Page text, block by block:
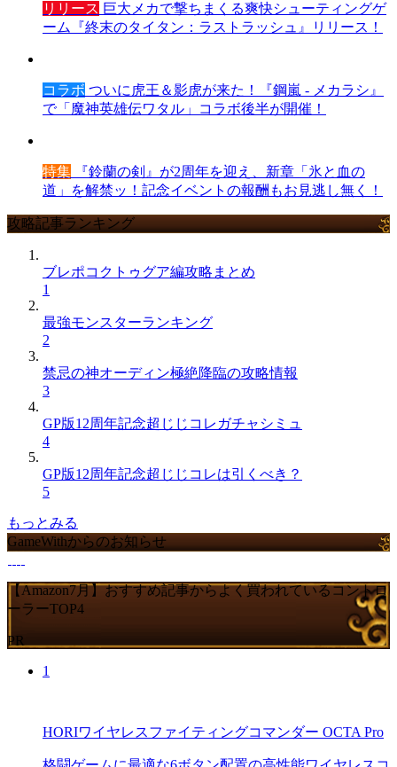
リリース 巨大メカで撃ちまくる爽快シューティングゲ
ーム『終末のタイタン：ラストラッシュ』リリース！
コラボ ついに虎王＆影虎が来た！『鋼嵐 - メカラシ』
で「魔神英雄伝ワタル」コラボ後半が開催！
特集 『鈴蘭の剣』が2周年を迎え、新章「氷と血の
道」を解禁ッ！記念イベントの報酬もお見逃し無く！
攻略記事ランキング
ブレポコクトゥグア編攻略まとめ
1
最強モンスターランキング
2
禁忌の神オーディン極絶降臨の攻略情報
3
GP版12周年記念超じじコレガチャシミュ
4
GP版12周年記念超じじコレは引くべき？
5
もっとみる
GameWithからのお知らせ
【Amazon7月】おすすめ記事からよく買われているコントロ
ーラーTOP4
PR
1
HORIワイヤレスファイティングコマンダー OCTA Pro